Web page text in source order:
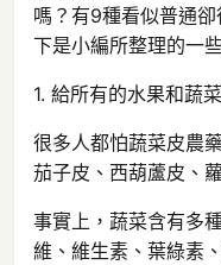
嗎？有9種看似普通
下是小編所整理的一
1. 給所有的水果和蔬
很多人都怕蔬菜皮農
茄子皮、西葫蘆皮、
事實上，蔬菜含有多
維、維生素、葉綠素